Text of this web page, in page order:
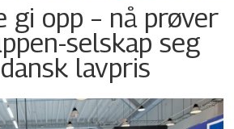
gi opp – nå prøver
selskap seg
lavpris